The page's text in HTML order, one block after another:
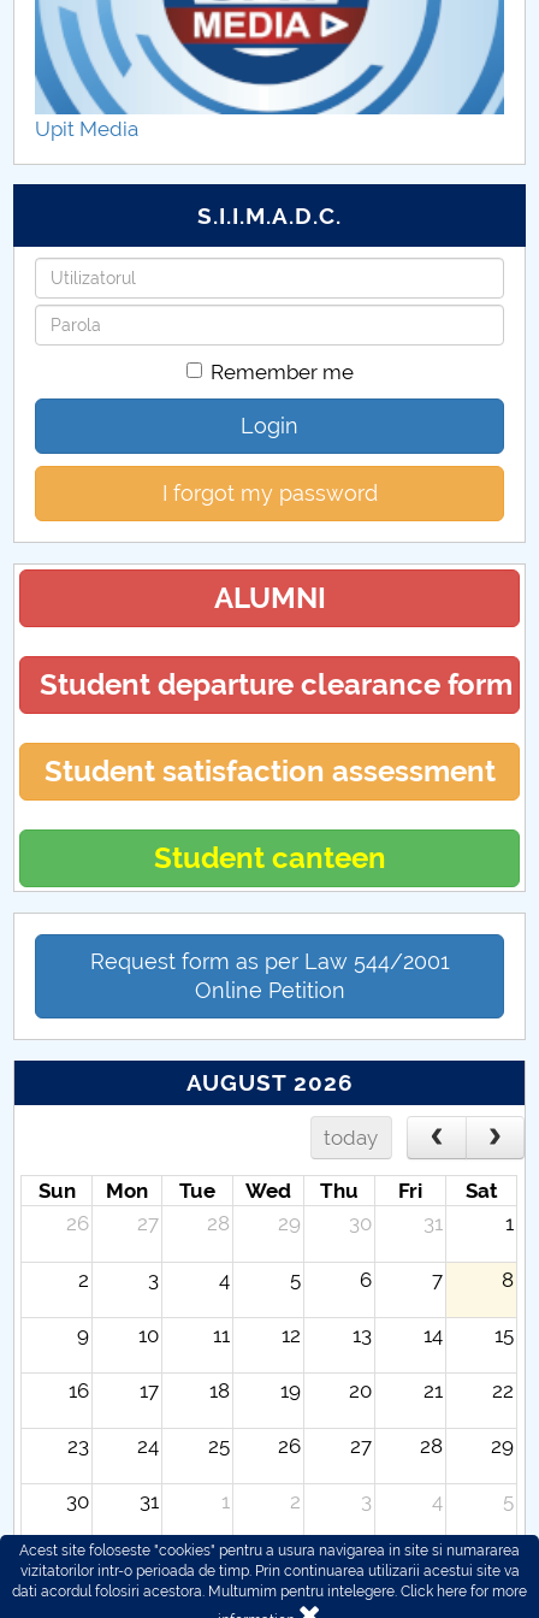
Upit Media
S.I.I.M.A.D.C.
Username
Password
Remember me
Login
I forgot my password
ALUMNI
Student departure clearance form
Student satisfaction assessment
Student canteen
Request form as per Law 544/2001
Online Petition
AUGUST 2026
today
Sun Mon Tue Wed Thu Fri
Sat
26
27 28 29 30 31 1
2 3 4 5 6 7 8
9 10 11 12 13 14 15
16 17 18 19 20 21 22
23 24 25 26 27 28 29
30 31 1 2 3 4 5
Acest site foloseste "cookies" pentru a usura navigarea in site si numararea
vizitatorilor intr-o perioada de timp. Prin continuarea utilizarii acestui site va
dati acordul folosiri acestora. Multumim pentru intelegere. Click here for more